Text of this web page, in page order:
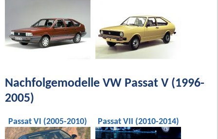
Nachfolgemodelle VW Passat V (1996-
2005)
Passat VI (2005-2010) Passat VII (2010-2014)